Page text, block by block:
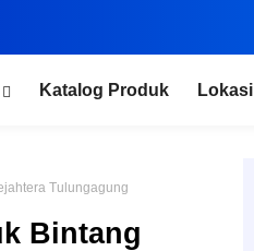
Katalog Produk Lokasi
Tulungagung
Bintang